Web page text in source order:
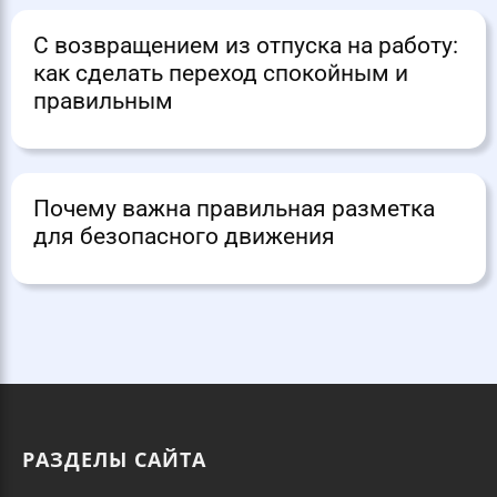
С возвращением из отпуска на работу:
как сделать переход спокойным и
правильным
Почему важна правильная разметка
для безопасного движения
РАЗДЕЛЫ САЙТА